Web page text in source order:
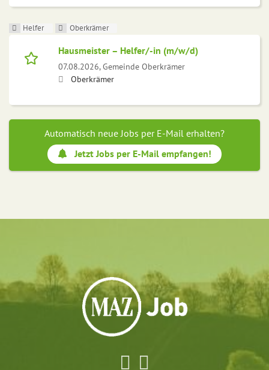
Helfer Oberkrämer
Hausmeister – Helfer/-in (m/w/d)
07.08.2026,Gemeinde Oberkrämer
Oberkrämer
Automatisch neue Jobs per E-Mail erhalten?
Jetzt Jobs per E-Mail empfangen!